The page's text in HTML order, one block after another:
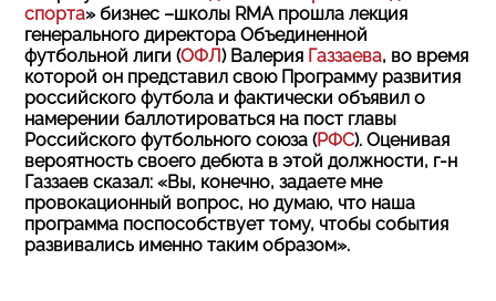
спорта» бизнес –школы RMA прошла лекция
генерального директора Объединенной
футбольной лиги (ОФЛ) Валерия Газзаева, во время
которой он представил свою Программу развития
российского футбола и фактически объявил о
намерении баллотироваться на пост главы
Российского футбольного союза (РФС). Оценивая
вероятность своего дебюта в этой должности, г-н
Газзаев сказал: «Вы, конечно, задаете мне
провокационный вопрос, но думаю, что наша
программа поспособствует тому, чтобы события
развивались именно таким образом».